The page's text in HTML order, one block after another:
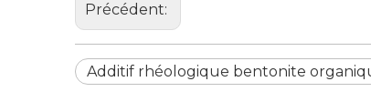
Précédent:
Additif rhéologique bentonite